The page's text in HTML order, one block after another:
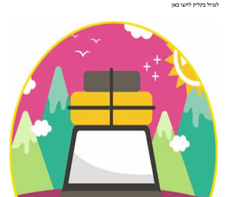
לטיול בקליק לחצו כאן